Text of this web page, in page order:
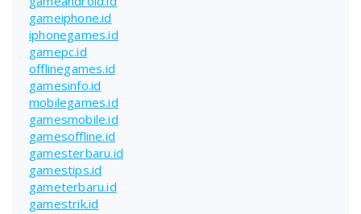
gameiphone.id
iphonegames.id
gamepc.id
offlinegames.id
gamesinfo.id
mobilegames.id
gamesmobile.id
gamesoffline.id
gamesterbaru.id
gamestips.id
gameterbaru.id
gamestrik.id